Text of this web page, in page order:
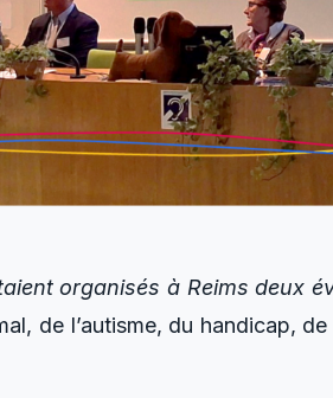
organisés à Reims deux
de l’autisme, du handicap,